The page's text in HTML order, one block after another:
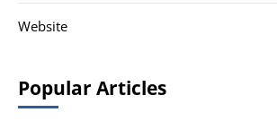
Website
Popular Articles